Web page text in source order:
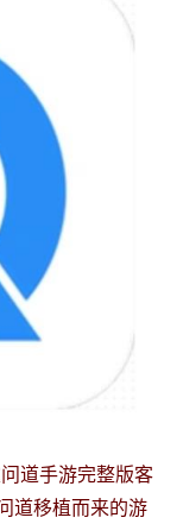
道手游完整版客
道移植而来的游